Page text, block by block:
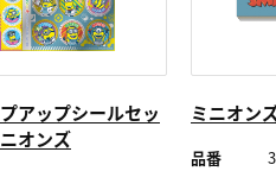
アップシールセッ
オンズ
ミニオン
品番